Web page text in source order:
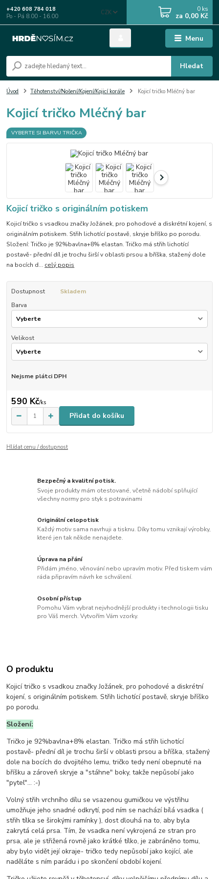
Menu
CZK
Hledat
+420 608 784 018
Po - Pá 8.00 - 16.00
0 ks
za 0,00 Kč
Úvod Těhotenství/Nošení/Kojení/Kojicí korále Kojicí tričko Mléčný bar
Kojicí tričko Mléčný bar
VYBERTE SI BARVU TRIČKA
Kojicí tričko s originálním potiskem
Kojicí tričko s vsadkou značky Jožánek, pro pohodové a diskrétní kojení, s
originálním potiskem. Střih lichotící postavě, skryje bříško po porodu.
Složení: Tričko je 92%bavlna+8% elastan. Tričko má střih lichotící
postavě- přední díl je trochu širší v oblasti prsou a bříška, stažený dole
na bocích d... celý popis
Dostupnost
Skladem
Barva
Velikost
Nejsme plátci DPH
590 Kč/ks
Přidat do košíku
Hlídat cenu / dostupnost
Bezpečný a kvalitní potisk.
Svoje produkty mám otestované, včetně nádobí splňující
všechny normy pro styk s potravinami
Originální celopotisk
Každý motiv sama navrhuji a tisknu. Díky tomu vznikají výrobky,
které jen tak někde nenajdete.
Úprava na přání
Přidám jméno, věnování nebo upravím motiv. Před tiskem vám
ráda připravím návrh ke schválení.
Osobní přístup
Pomohu Vám vybrat nejvhodnější produkty i technologii tisku
pro Váš merch. Vytvořím Vám vzorky.
O produktu
Kojicí tričko s vsadkou značky Jožánek, pro pohodové a diskrétní
kojení, s originálním potiskem. Střih lichotící postavě, skryje bříško
po porodu.
Složení:
Tričko je 92%bavlna+8% elastan. Tričko má střih lichotící
postavě- přední díl je trochu širší v oblasti prsou a bříška, stažený
dole na bocích do dvojitého lemu, tričko tedy není obepnuté na
bříšku a zároveň skryje a "stáhne" boky, takže nepůsobí jako
"pytel"... :-)
Volný střih vrchního dílu se vsazenou gumičkou ve výstřihu
umožňuje jeho snadné odkrytí, pod ním se nachází bílá vsadka (
střih tílka se širokými ramínky ), dost dlouhá na to, aby byla
zakrytá celá prsa. Tím, že vsadka není vykrojená ze stran pro
prsa, ale je střižená rovně jako krátké tílko, je zabráněno tomu,
aby bylo vidět její okraje- tričko tedy nepůsobí jako kojící, ale
naděláte s ním parádu i po skončení období kojení.